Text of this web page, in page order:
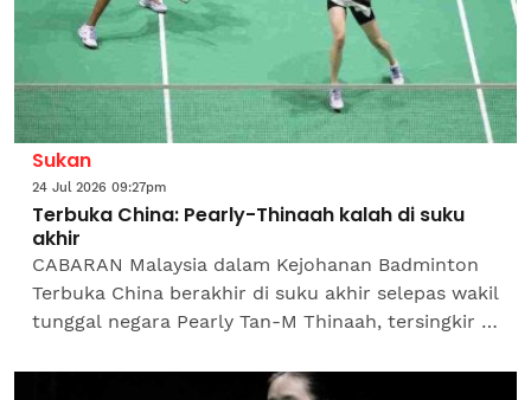
Sukan
24 Jul 2026 09:27pm
Terbuka China: Pearly-Thinaah kalah di suku
akhir
CABARAN Malaysia dalam Kejohanan Badminton
Terbuka China berakhir di suku akhir selepas wakil
tunggal negara Pearly Tan-M Thinaah, tersingkir di
pada...